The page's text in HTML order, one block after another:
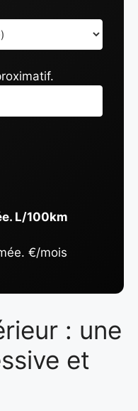
L/100km
€/mois
: une
et